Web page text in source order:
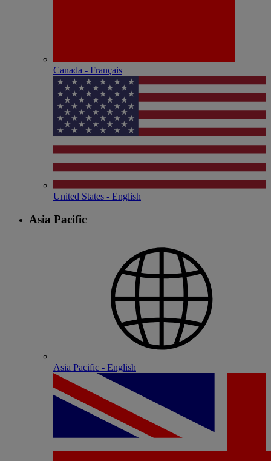
Canada - Français
United States - English
Asia Pacific
Asia Pacific - English